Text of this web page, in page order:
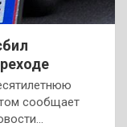
сообщает